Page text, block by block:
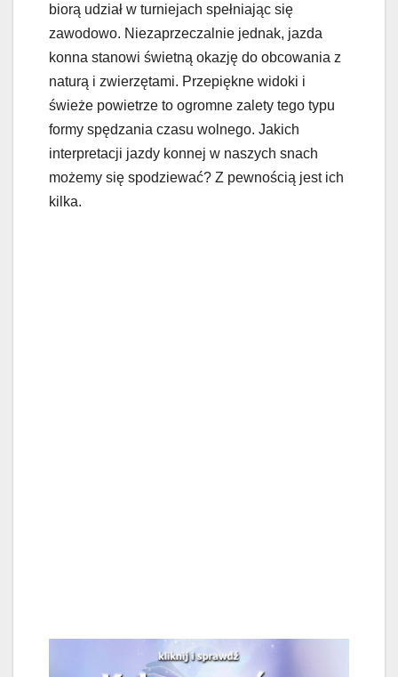
biorą udział w turniejach spełniając się
zawodowo. Niezaprzeczalnie jednak, jazda
konna stanowi świetną okazję do obcowania z
naturą i zwierzętami. Przepiękne widoki i
świeże powietrze to ogromne zalety tego typu
formy spędzania czasu wolnego. Jakich
interpretacji jazdy konnej w naszych snach
możemy się spodziewać? Z pewnością jest ich
kilka.